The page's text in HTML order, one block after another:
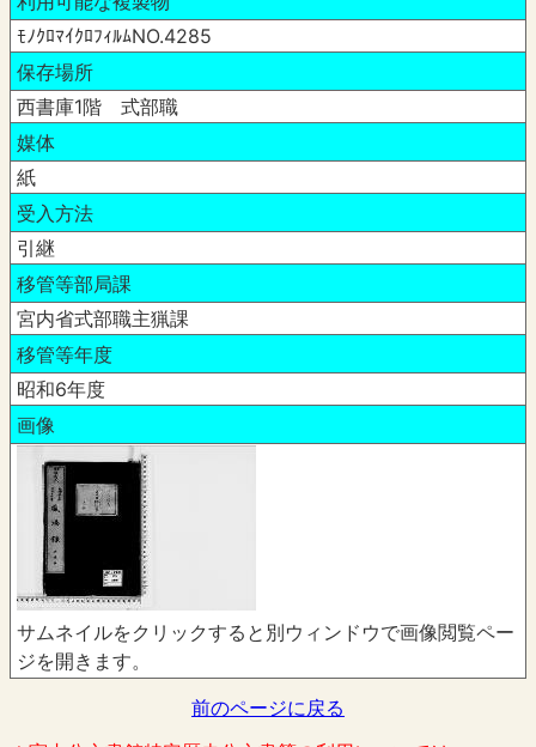
ﾓﾉｸﾛﾏｲｸﾛﾌｨﾙﾑNO.4285
保存場所
西書庫1階 式部職
媒体
紙
受入方法
引継
移管等部局課
宮内省式部職主猟課
移管等年度
昭和6年度
画像
サムネイルをクリックすると別ウィンドウで画像閲覧ペー
ジを開きます。
前のページに戻る